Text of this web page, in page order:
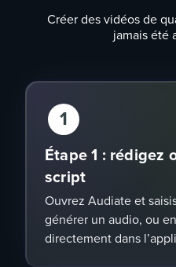
Créer des vidéos de
jamais été
1
Étape 1 : rédigez
script
Ouvrez Audiate et
générer un audio, ou
directement dans